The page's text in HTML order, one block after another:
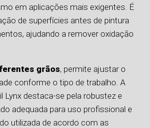
em aplicações mais exigentes. É
de superfícies antes de pintura
ajudando a remover oxidação
grãos, permite ajustar o
conforme o tipo de trabalho. A
Lynx destaca-se pela robustez e
adequada para uso profissional e
utilizada de acordo com as